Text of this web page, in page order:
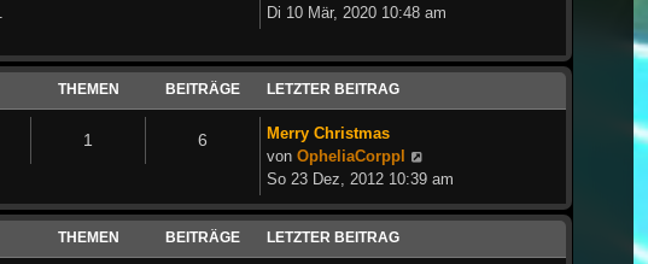
Beitrag
Di 10 Mär, 2020 10:48 am
THEMEN BEITRÄGE LETZTER BEITRAG
1 6
Merry Christmas
von OpheliaCorppl
Beitrag
So 23 Dez, 2012 10:39 am
THEMEN BEITRÄGE LETZTER BEITRAG